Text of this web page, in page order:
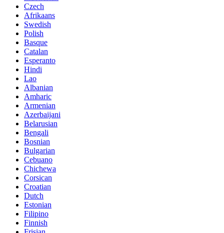
Czech
Afrikaans
Swedish
Polish
Basque
Catalan
Esperanto
Hindi
Lao
Albanian
Amharic
Armenian
Azerbaijani
Belarusian
Bengali
Bosnian
Bulgarian
Cebuano
Chichewa
Corsican
Croatian
Dutch
Estonian
Filipino
Finnish